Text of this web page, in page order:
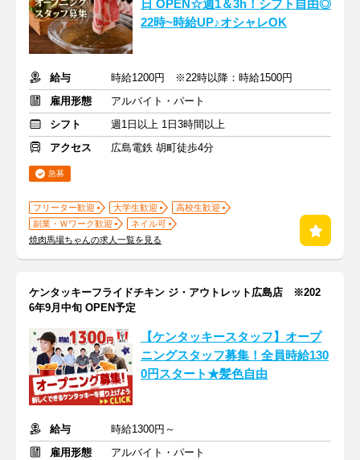
日 OPEN☆週1＆3h！シフト自由◎
22時~時給UP♪オシャレOK
給与
時給1200円 ※22時以降：時給1500円
雇用形態
アルバイト・パート
シフト
週1日以上 1日3時間以上
アクセス
広島電鉄 胡町徒歩4分
急募
フリーター歓迎 大学生歓迎
高校生歓迎
副業・Ｗワーク歓迎
ネイル可
焼肉馬場ちゃんの求人一覧を見る
ケンタッキーフライドチキン ジ・アウトレット広島店 ※202
6年9月中旬 OPEN予定
【ケンタッキースタッフ】オープ
ニングスタッフ募集！全員時給130
0円スタート★髪色自由
給与
時給1300円～
雇用形態
アルバイト・パート